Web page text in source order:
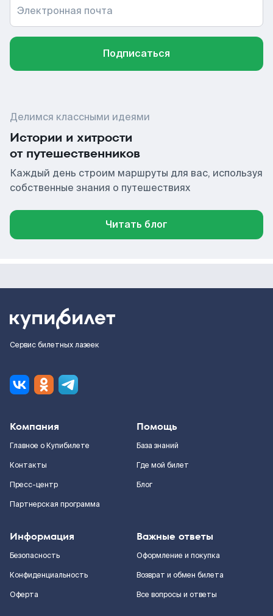
Электронная почта
Подписаться
Делимся классными идеями
Истории и хитрости
от путешественников
Каждый день строим маршруты для вас, используя
собственные знания о путешествиях
Читать блог
Сервис билетных лазеек
Компания
Главное о Купибилете
Контакты
Пресс-центр
Партнерская программа
Помощь
База знаний
Где мой билет
Блог
Информация
Безопасность
Конфиденциальность
Оферта
Важные ответы
Оформление и покупка
Возврат и обмен билета
Все вопросы и ответы